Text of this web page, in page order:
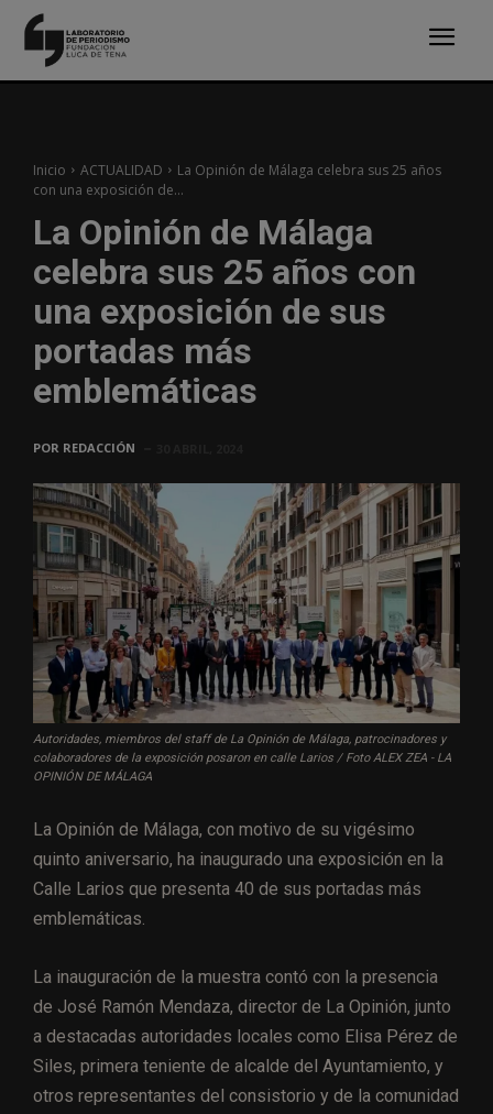
Inicio ACTUALIDAD
La Opinión de Málaga celebra sus 25 años
con una exposición de...
La Opinión de Málaga
celebra sus 25 años con
una exposición de sus
portadas más
emblemáticas
POR REDACCIÓN
Autoridades, miembros del staff de La Opinión de Málaga, patrocinadores y
colaboradores de la exposición posaron en calle Larios / Foto ALEX ZEA - LA
OPINIÓN DE MÁLAGA
La Opinión de Málaga, con motivo de su vigésimo
quinto aniversario, ha inaugurado una exposición en la
Calle Larios que presenta 40 de sus portadas más
emblemáticas.
La inauguración de la muestra contó con la presencia
de José Ramón Mendaza, director de La Opinión, junto
a destacadas autoridades locales como Elisa Pérez de
Siles, primera teniente de alcalde del Ayuntamiento, y
otros representantes del consistorio y de la comunidad